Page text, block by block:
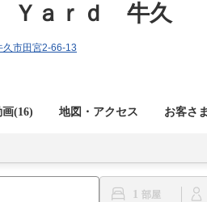
ａｒｄ 牛久
市田宮2-66-13
(16) 地図・アクセス お客さ
1